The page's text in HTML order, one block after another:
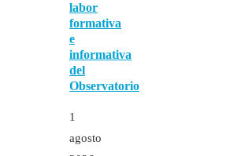
labor
formativa
e
informativa
del
Observatorio
1
agosto